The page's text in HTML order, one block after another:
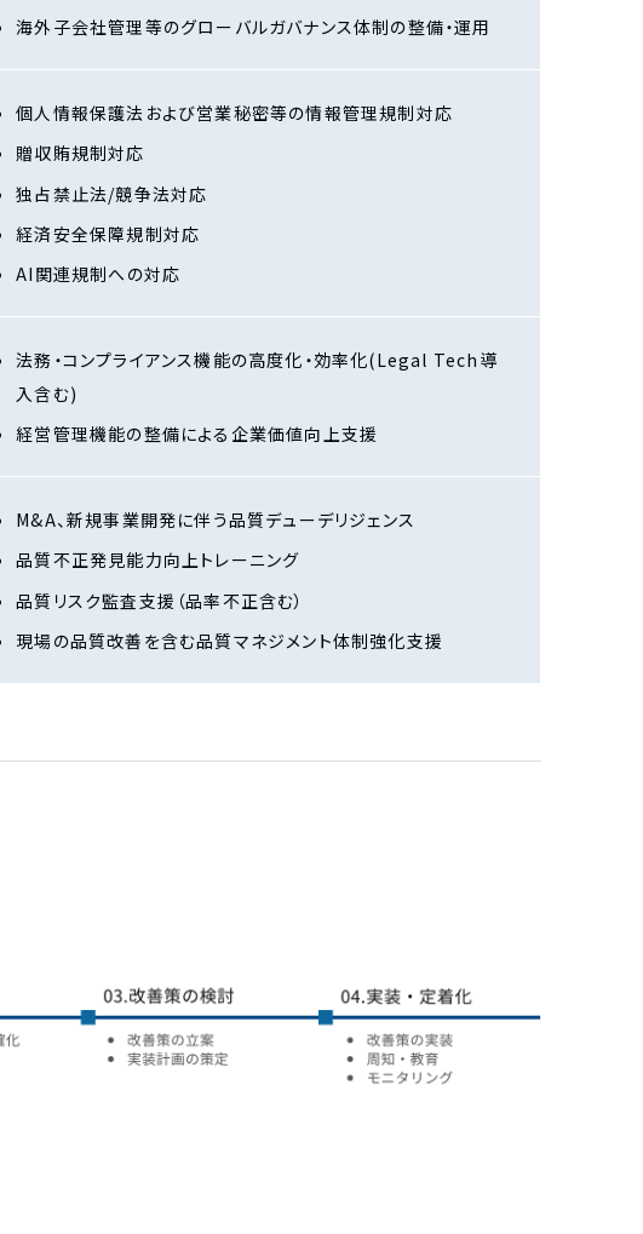
海外子会社管理等のグローバルガバナンス体制の整備・運用
個人情報保護法および営業秘密等の情報管理規制対応
贈収賄規制対応
独占禁止法/競争法対応
経済安全保障規制対応
AI関連規制への対応
法務・コンプライアンス機能の高度化・効率化(Legal Tech導
入含む)
経営管理機能の整備による企業価値向上支援
M&A、新規事業開発に伴う品質デューデリジェンス
品質不正発見能力向上トレーニング
品質リスク監査支援（品率不正含む）
現場の品質改善を含む品質マネジメント体制強化支援